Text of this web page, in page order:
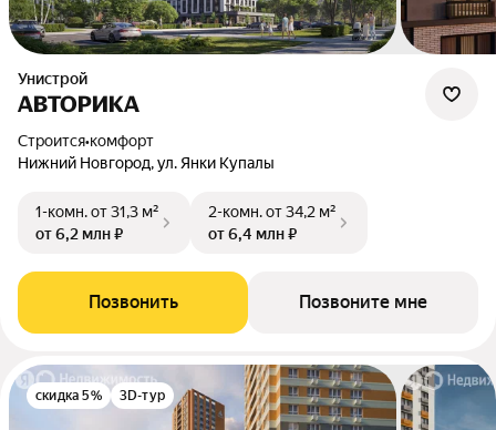
Унистрой
АВТОРИКА
Строится•комфорт
Нижний Новгород, ул. Янки Купалы
1-комн.от 31,3 м²
от 6,2 млн ₽
2-комн.от 34,2 м²
от 6,4 млн ₽
Позвонить Позвоните мне
скидка 5% 3D-тур